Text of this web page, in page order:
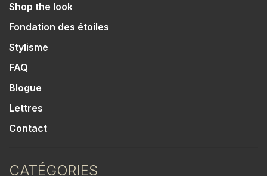
Shop the look
Fondation des étoiles
Stylisme
FAQ
Blogue
Lettres
Contact
CATÉGORIES